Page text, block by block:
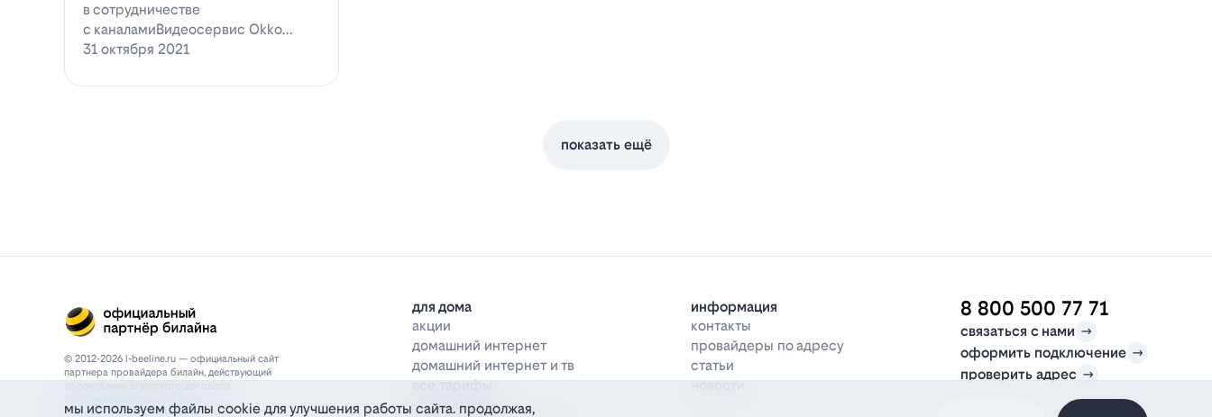
в сотрудничестве
с каналамиВидеосервис Okko
заявил о готовности приступ…
31 октября 2021
показать ещё
© 2012-2026 l-beeline.ru — официальный сайт
партнера провайдера билайн, действующий
политика конфиденциальности
для дома
акции
домашний интернет
домашний интернет и тв
все тарифы
оборудование
информация
контакты
провайдеры по адресу
статьи
новости
8 800 500 77 71
связаться с нами
оформить подключение
проверить адрес
мы используем файлы cookie для улучшения работы сайта. продолжая,